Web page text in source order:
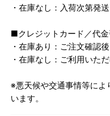
・在庫なし：入荷次第発送
■クレジットカード／代
・在庫あり：ご注文確認
・在庫なし：ご利用いた
※悪天候や交通事情等によ
います。